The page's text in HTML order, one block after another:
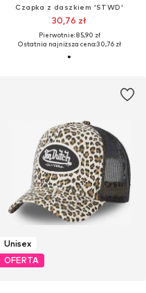
Czapka z daszkiem 'STWD'
30,76 zł
Pierwotnie: 85,90 zł
Ostatnia najniższa cena:30,76 zł
Unisex
OFERTA